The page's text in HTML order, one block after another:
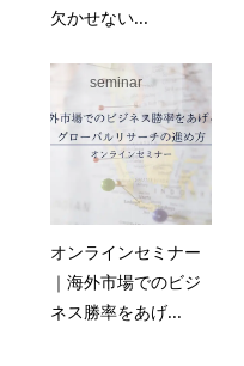
欠かせない...
seminar
オンラインセミナー
｜海外市場でのビジ
ネス勝率をあげ...